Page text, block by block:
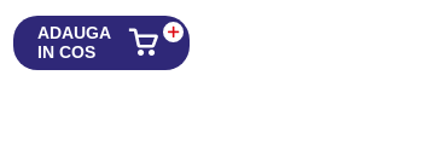
ADAUGA
IN COS